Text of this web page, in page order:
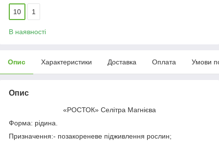
10 1
В наявності
Опис Характеристики Доставка Оплата Умови
Опис
«РОСТОК» Селітра Магнієва
Форма: рідина.
Призначення:- позакореневе підживлення рослин;